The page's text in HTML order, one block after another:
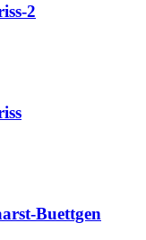
2
Buettgen